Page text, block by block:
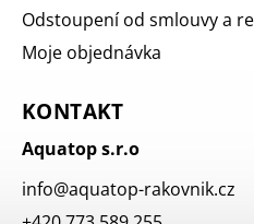
Odstoupení od smlouvy a
Moje objednávka
KONTAKT
Aquatop s.r.o
info@aquatop-rakovnik.cz